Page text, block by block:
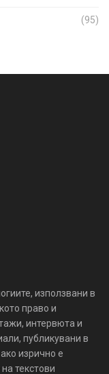
(95)
използвани в
право и
интервюта и
публикувани в
изрично е
текстови